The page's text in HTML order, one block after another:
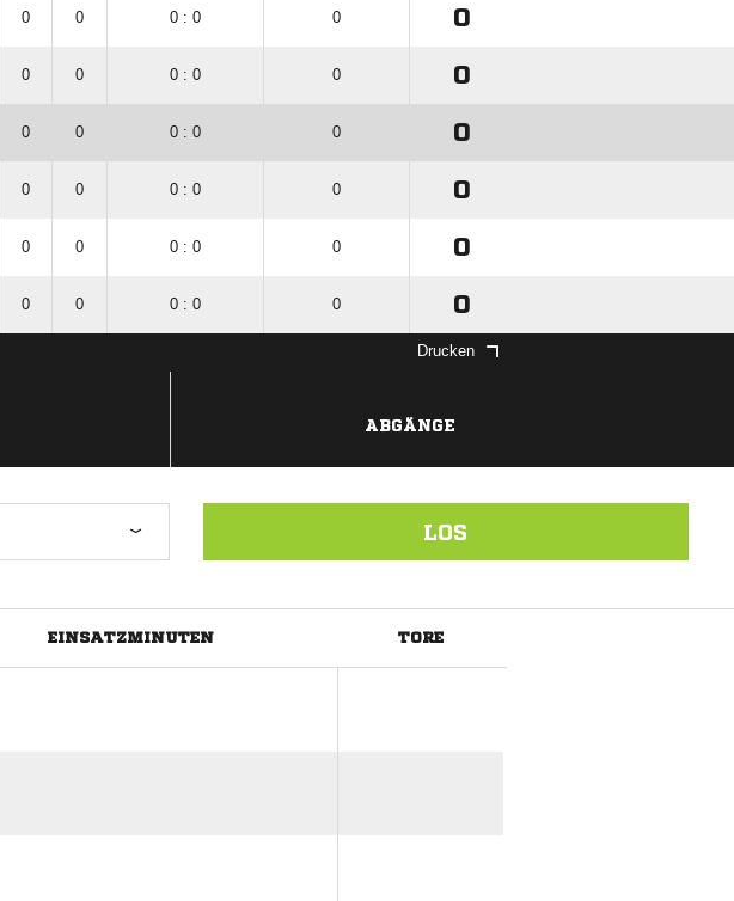
0 0 0 : 0 0 0
0 0 0 : 0 0 0
0 0 0 : 0 0 0
0 0 0 : 0 0 0
0 0 0 : 0 0 0
0 0 0 : 0 0 0
Drucken
ABGÄNGE
LOS
EINSATZMINUTEN TORE